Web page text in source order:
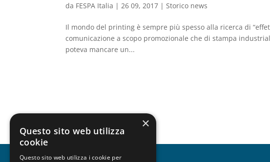
da FESPA Italia |26 09, 2017 |Storico news
Il mondo del printing è sempre più spesso alla ricerca di
comunicazione a scopo promozionale che di stampa
poteva mancare un...
×
Questo sito web utilizza
cookie
Questo sito web utilizza i cookie per